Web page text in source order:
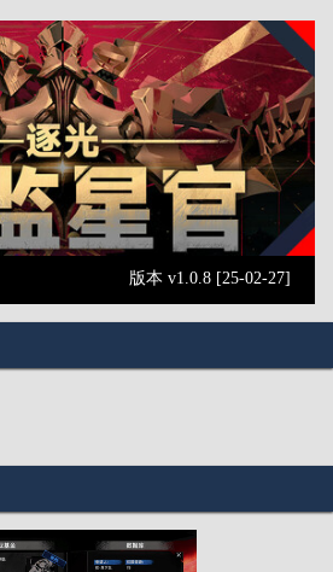
版本 v1.0.8 [25-02-27]